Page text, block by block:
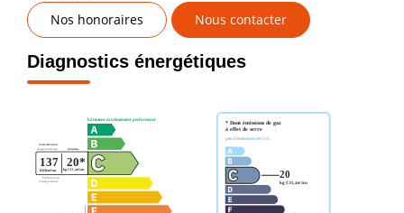
Nos honoraires Nous contacter
Diagnostics énergétiques